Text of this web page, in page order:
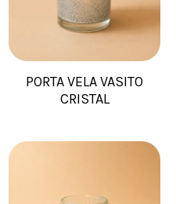
PORTA VELA VASITO
CRISTAL